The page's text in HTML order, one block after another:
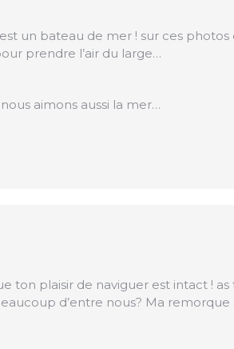
un bateau de mer ! sur ces
prendre l’air du large…
aimons aussi la mer…
ton plaisir de naviguer est intact !
d’entre nous? Ma remorque